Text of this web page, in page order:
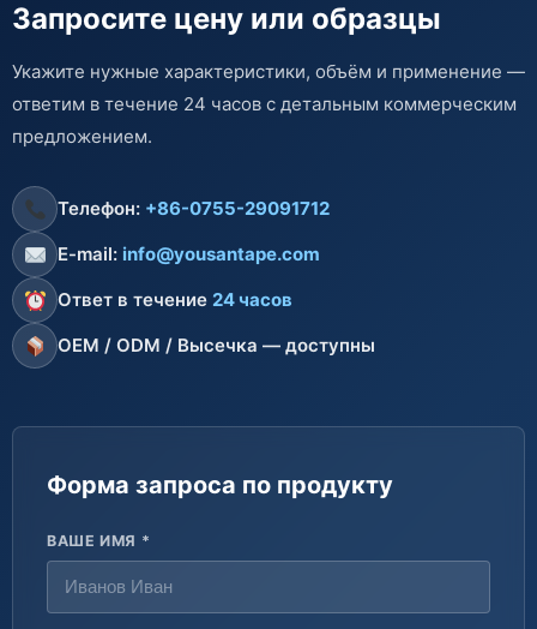
Запросите цену или образцы
Укажите нужные характеристики, объём и применение —
ответим в течение 24 часов с детальным коммерческим
предложением.
Телефон: +86-0755-29091712
E-mail: info@yousantape.com
Ответ в течение 24 часов
OEM / ODM / Высечка — доступны
Форма запроса по продукту
ВАШЕ ИМЯ *